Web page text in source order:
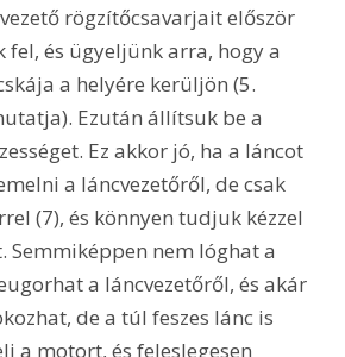
rögzítőcsavarjait először
fel, és ügyeljünk arra, hogy a
a helyére kerüljön (5.
Ezután állítsuk be a
Ez akkor jó, ha a láncot
a láncvezetőről, de csak
(7), és könnyen tudjuk kézzel
Semmiképpen nem lóghat a
a láncvezetőről, és akár
de a túl feszes lánc is
a motort, és feleslegesen